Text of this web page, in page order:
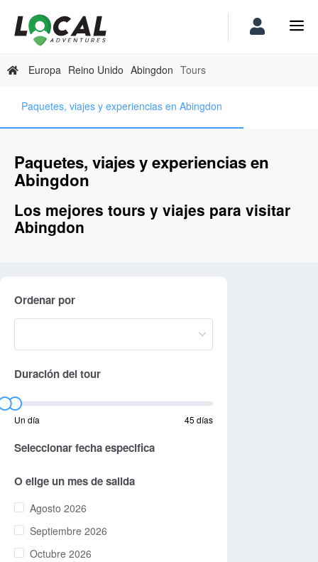
Europa Reino Unido Abingdon Tours
Paquetes, viajes y experiencias en Abingdon
Paquetes, viajes y experiencias en
Abingdon
Los mejores tours y viajes para visitar
Abingdon
Ordenar por
Duración del tour
Un día 45 días
Seleccionar fecha especifica
O elige un mes de salida
Agosto 2026
Septiembre 2026
Octubre 2026